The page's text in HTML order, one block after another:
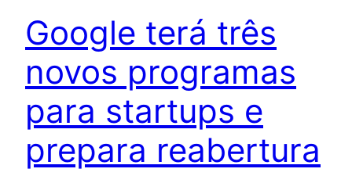
Google terá três
novos programas
para startups e
prepara reabertura